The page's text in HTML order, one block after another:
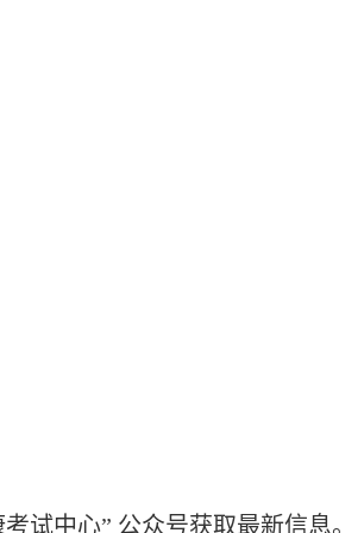
试中心” 公众号获取最新信息。